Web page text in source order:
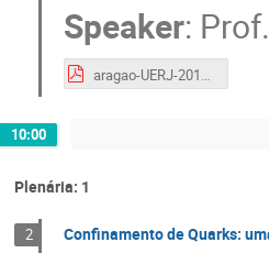
Speaker: Prof.
aragao-UERJ-2017.pdf
10:00
Plenária: 1
2 Confinamento de Quarks: